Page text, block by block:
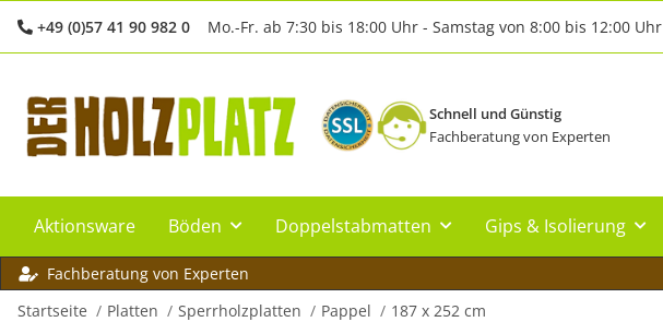
+49 (0)57 41 90 982 0 Mo.-Fr. ab 7:30 bis 18:00 Uhr - Samstag von 8:00 bis 12:00 Uhr
Schnell und Günstig
Fachberatung von Experten
Aktionsware Böden Doppelstabmatten Gips & Isolierung
Fachberatung von Experten
Startseite
Platten Sperrholzplatten Pappel 187 x 252 cm